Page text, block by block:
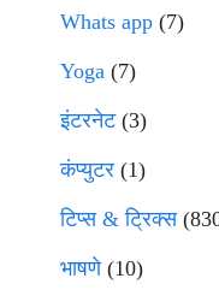
Whats app (7)
Yoga (7)
इंटरनेट(3)
कंप्युटर (1)
टिप्स & ट्रिक्स
भाषणे(10)